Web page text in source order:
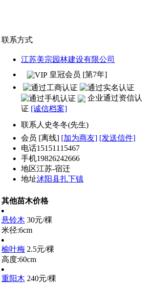
联系方式
江苏美宗园林建设有限公司
皇冠会员 [第7年]
企业通过资信认
证 [诚信档案]
联系人 史冬冬(先生)
会员 [离线] [加为商友] [发送信件]
电话15151115467
手机19826242666
地区江苏-宿迁
地址沭阳县扎下镇
其他苗木价格
悬铃木 30元/棵
米径:6cm
榆叶梅 2.5元/棵
高度:60cm
重阳木 240元/棵